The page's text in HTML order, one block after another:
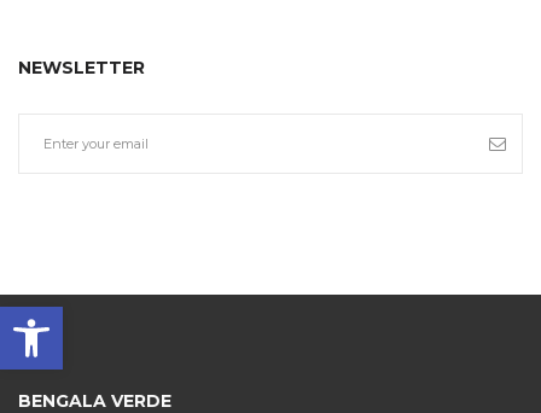
Barra de Ferramentas Aberta
NEWSLETTER
BENGALA VERDE